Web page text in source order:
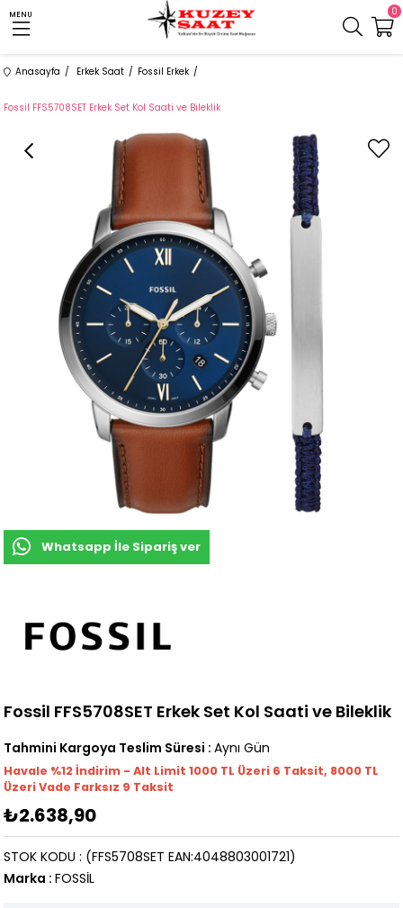
MENU 0
Anasayfa Erkek Saat Fossil Erkek
Fossil FFS5708SET Erkek Set Kol Saati ve Bileklik
Whatsapp İle Sipariş ver
Fossil FFS5708SET Erkek Set Kol Saati ve Bileklik
Tahmini Kargoya Teslim Süresi : Aynı Gün
Havale %12 İndirim - Alt Limit 1000 TL Üzeri 6 Taksit, 8000 TL
Üzeri Vade Farksız 9 Taksit
₺2.638,90
(FFS5708SET EAN:4048803001721)
STOK KODU
Marka : FOSSİL